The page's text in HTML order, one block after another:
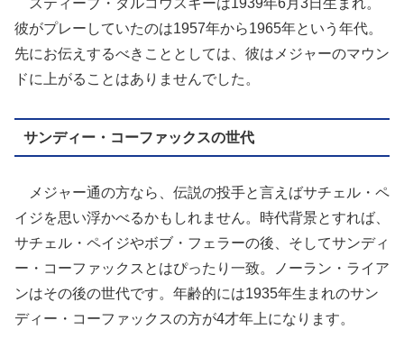
スティーブ・ダルコウスキーは1939年6月3日生まれ。
彼がプレーしていたのは1957年から1965年という年代。
先にお伝えするべきこととしては、彼はメジャーのマウン
ドに上がることはありませんでした。
サンディー・コーファックスの世代
メジャー通の方なら、伝説の投手と言えばサチェル・ペ
イジを思い浮かべるかもしれません。時代背景とすれば、
サチェル・ペイジやボブ・フェラーの後、そしてサンディ
ー・コーファックスとはぴったり一致。ノーラン・ライア
ンはその後の世代です。年齢的には1935年生まれのサン
ディー・コーファックスの方が4才年上になります。